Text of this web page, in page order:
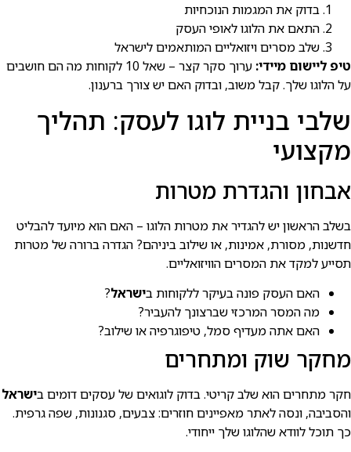
בדוק את המגמות הנוכחיות
התאם את הלוגו לאופי העסק
שלב מסרים ויזואליים המותאמים לישראל
טיפ ליישום מיידי:
ערוך סקר קצר – שאל 10 לקוחות מה הם חושבים
על הלוגו שלך. קבל משוב, ובדוק האם יש צורך ברענון.
שלבי בניית לוגו לעסק: תהליך
מקצועי
אבחון והגדרת מטרות
בשלב הראשון יש להגדיר את מטרות הלוגו – האם הוא מיועד להבליט
חדשנות, מסורת, אמינות, או שילוב ביניהם? הגדרה ברורה של מטרות
תסייע למקד את המסרים הוויזואליים.
האם העסק פונה בעיקר ללקוחות בישראל?
מה המסר המרכזי שברצונך להעביר?
האם אתה מעדיף סמל, טיפוגרפיה או שילוב?
מחקר שוק ומתחרים
חקר מתחרים הוא שלב קריטי. בדוק לוגואים של עסקים דומים בישראל
והסביבה, ונסה לאתר מאפיינים חוזרים: צבעים, סגנונות, שפה גרפית.
כך תוכל לוודא שהלוגו שלך ייחודי.